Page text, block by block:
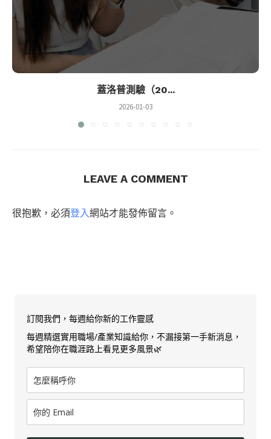
蓋洛普測驗（20...
2026-01-03
LEAVE A COMMENT
很抱歉，必須登入網站才能發佈留言。
訂閱我們，每週給你新的工作靈感
每週精選實用職場/產業知識給你，不漏接第一手新消息，
希望陪你在職涯路上看見更多風景🌿